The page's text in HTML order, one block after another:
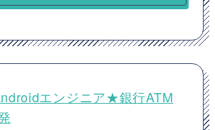
エンジニア★銀行ATM